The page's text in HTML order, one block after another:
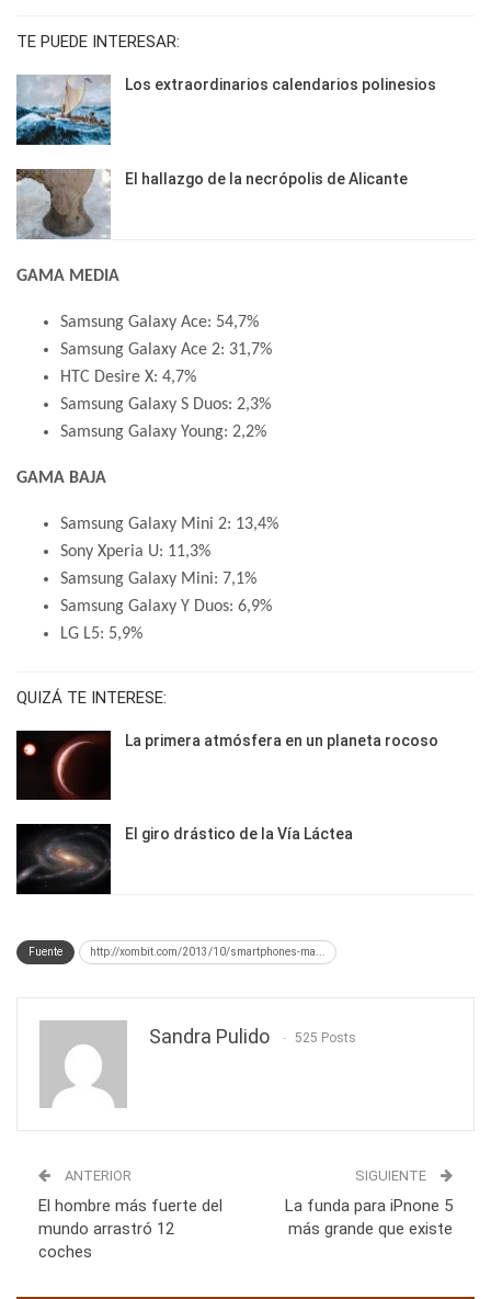
TE PUEDE INTERESAR:
Los extraordinarios calendarios polinesios
El hallazgo de la necrópolis de Alicante
GAMA MEDIA
Samsung Galaxy Ace: 54,7%
Samsung Galaxy Ace 2: 31,7%
HTC Desire X: 4,7%
Samsung Galaxy S Duos: 2,3%
Samsung Galaxy Young: 2,2%
GAMA BAJA
Samsung Galaxy Mini 2: 13,4%
Sony Xperia U: 11,3%
Samsung Galaxy Mini: 7,1%
Samsung Galaxy Y Duos: 6,9%
LG L5: 5,9%
QUIZÁ TE INTERESE:
La primera atmósfera en un planeta rocoso
El giro drástico de la Vía Láctea
Fuente http://xombit.com/2013/10/smartphones-ma...
Sandra Pulido 525 Posts
ANTERIOR
El hombre más fuerte del
mundo arrastró 12
coches
SIGUIENTE
La funda para iPnone 5
más grande que existe